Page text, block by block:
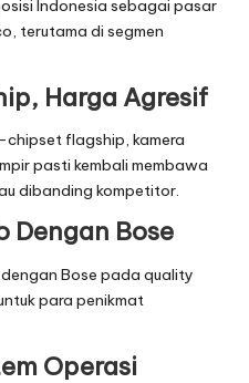
Indonesia sebagai pasar
terutama di segmen
Harga Agresif
flagship, kamera
pasti kembali membawa
dibanding kompetitor.
Dengan Bose
Bose pada quality
para penikmat
Operasi